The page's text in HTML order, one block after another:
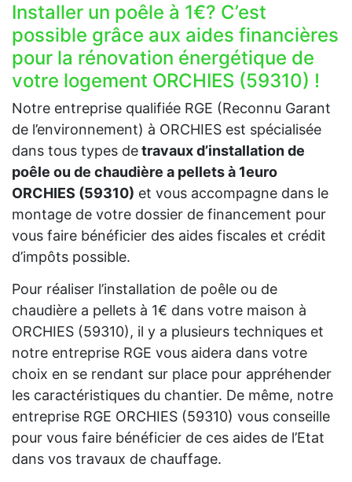
Installer un poêle à 1€? C’est
possible grâce aux aides financières
pour la rénovation énergétique de
votre logement ORCHIES (59310) !
Notre entreprise qualifiée RGE (Reconnu Garant
de l’environnement) à ORCHIES est spécialisée
dans tous types detravaux d’installation de
poêle ou de chaudière a pellets à 1euro
ORCHIES (59310) et vous accompagne dans le
montage de votre dossier de financement pour
vous faire bénéficier des aides fiscales et crédit
d’impôts possible.
Pour réaliser l’installation de poêle ou de
chaudière a pellets à 1€ dans votre maison à
ORCHIES (59310), il y a plusieurs techniques et
notre entreprise RGE vous aidera dans votre
choix en se rendant sur place pour appréhender
les caractéristiques du chantier. De même, notre
entreprise RGE ORCHIES (59310) vous conseille
pour vous faire bénéficier de ces aides de l’Etat
dans vos travaux de chauffage.